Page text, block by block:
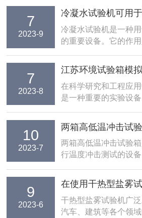
7
2023-9
冷凝水试验机可用
能和效率
冷凝水试验机是一种
的重要设备。它的作
的性能和效率。通常
发器和控制系统等组
验机通过压缩机将低
器，并利用冷却...
7
2023-8
江苏环境试验箱模
步
在科学研究和工程应
是一种重要的实验设
的环境测试平台。江
有精密控制系统和多
模拟温度、湿度、气
数，以满足不同...
10
2023-7
两箱高低温冲击试
度环境下的性能和
两箱高低温冲击试验
行温度冲击测试的设
性能和可靠性。这种
的箱体组成，一个用
于低温测试。每个箱
统，可以精确...
9
2023-6
在使用干热型盐雾
这些事项
干热型盐雾试验机广
汽车、建筑等各个领